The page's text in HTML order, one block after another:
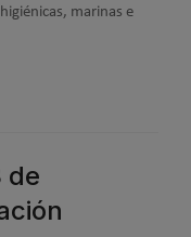
marinas e
de